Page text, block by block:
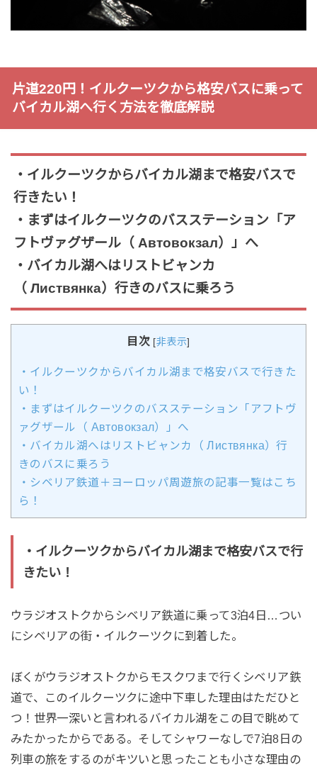
片道220円！イルクーツクから格安バスに乗って
バイカル湖へ行く方法を徹底解説
・イルクーツクからバイカル湖まで格安バスで
行きたい！
・まずはイルクーツクのバスステーション「ア
フトヴァグザール（ Автовокзал）」へ
・バイカル湖へはリストビャンカ
（ Листвянка）行きのバスに乗ろう
目次 [非表示]
・イルクーツクからバイカル湖まで格安バスで行きた
い！
・まずはイルクーツクのバスステーション「アフトヴ
ァグザール（ Автовокзал）」へ
・バイカル湖へはリストビャンカ（ Листвянка）行
きのバスに乗ろう
・シベリア鉄道＋ヨーロッパ周遊旅の記事一覧はこち
ら！
・イルクーツクからバイカル湖まで格安バスで行
きたい！
ウラジオストクからシベリア鉄道に乗って3泊4日…つい
にシベリアの街・イルクーツクに到着した。
ぼくがウラジオストクからモスクワまで行くシベリア鉄
道で、このイルクーツクに途中下車した理由はただひと
つ！世界一深いと言われるバイカル湖をこの目で眺めて
みたかったからである。そしてシャワーなしで7泊8日の
列車の旅をするのがキツいと思ったことも小さな理由の